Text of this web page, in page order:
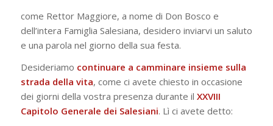
come Rettor Maggiore, a nome di Don Bosco e
dell’intera Famiglia Salesiana, desidero inviarvi un saluto
e una parola nel giorno della sua festa.
Desideriamo continuare a camminare insieme sulla
strada della vita, come ci avete chiesto in occasione
dei giorni della vostra presenza durante il XXVIII
Capitolo Generale dei Salesiani. Lì ci avete detto: